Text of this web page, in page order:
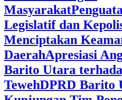
Masyarakat
Legislatif dan
Menciptakan
DaerahApresiasi
Barito Utara
TewehDPRD Barito